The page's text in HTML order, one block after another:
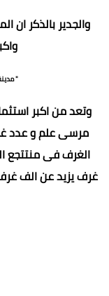
والجدير بالذكر
"
وتعد من اكبر
الغرف فى منتتجع
غرف يزيد عن الف